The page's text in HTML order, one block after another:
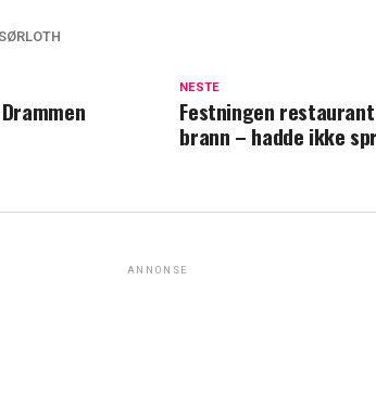
NESTE
Festningen
brann – hadde ikke
ANNONSE